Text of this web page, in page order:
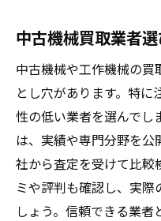
中古機械買取業者
中古機械や工作機械の
とし穴があります。特
性の低い業者を選んでし
は、実績や専門分野を
社から査定を受けて比較
ミや評判も確認し、実
しょう。信頼できる業